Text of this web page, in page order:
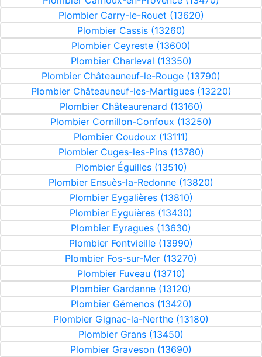
Plombier Carry-le-Rouet (13620)
Plombier Cassis (13260)
Plombier Ceyreste (13600)
Plombier Charleval (13350)
Plombier Châteauneuf-le-Rouge (13790)
Plombier Châteauneuf-les-Martigues (13220)
Plombier Châteaurenard (13160)
Plombier Cornillon-Confoux (13250)
Plombier Coudoux (13111)
Plombier Cuges-les-Pins (13780)
Plombier Éguilles (13510)
Plombier Ensuès-la-Redonne (13820)
Plombier Eygalières (13810)
Plombier Eyguières (13430)
Plombier Eyragues (13630)
Plombier Fontvieille (13990)
Plombier Fos-sur-Mer (13270)
Plombier Fuveau (13710)
Plombier Gardanne (13120)
Plombier Gémenos (13420)
Plombier Gignac-la-Nerthe (13180)
Plombier Grans (13450)
Plombier Graveson (13690)